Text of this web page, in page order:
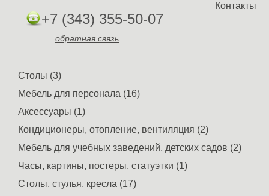
Контакты
+7 (343) 355-50-07
обратная связь
Столы (3)
Мебель для персонала (16)
Аксессуары (1)
Кондиционеры, отопление, вентиляция (2)
Мебель для учебных заведений, детских садов (2)
Часы, картины, постеры, статуэтки (1)
Столы, стулья, кресла (17)